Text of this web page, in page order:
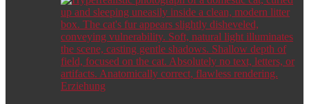
Erziehung